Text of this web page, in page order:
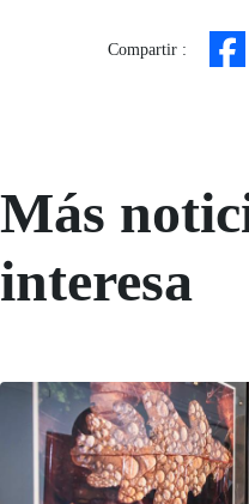
Compartir :
Más
interesa